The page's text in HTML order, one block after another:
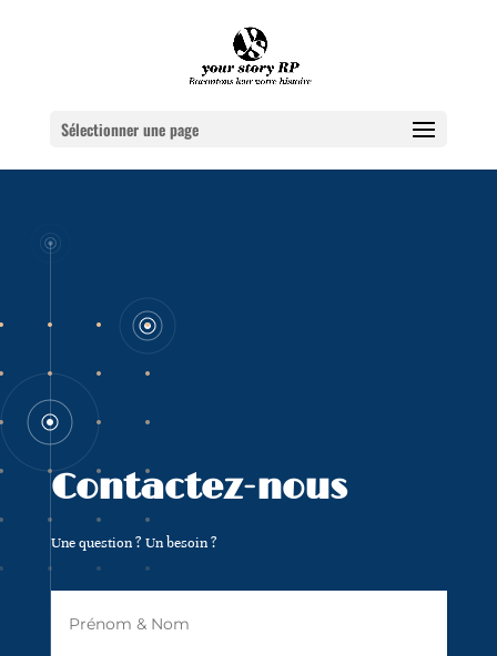
Sélectionner une page
Contactez-nous
Une question ? Un besoin ?